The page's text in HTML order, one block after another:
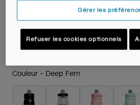
38118-D10-OS
Price reduced from
12,00 €to7,20 €
Couleur - Deep Fern
Gérer les
Refuser les cookies optionnels